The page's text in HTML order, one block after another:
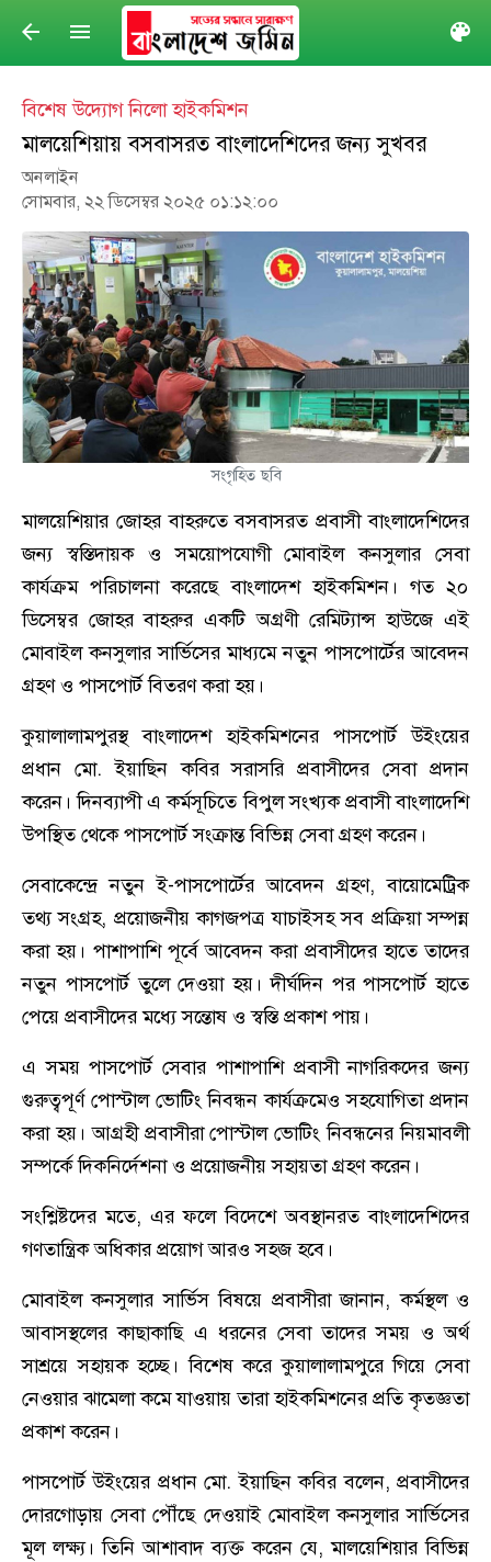
arrow_back menu
বিশেষ উদ্যোগ নিলো হাইকমিশন
মালয়েশিয়ায় বসবাসরত বাংলাদেশিদের জন্য সুখবর
অনলাইন
সোমবার, ২২ ডিসেম্বর ২০২৫ ০১:১২:০০
সংগৃহিত ছবি
মালয়েশিয়ার জোহর বাহরুতে বসবাসরত প্রবাসী বাংলাদেশিদের
জন্য স্বস্তিদায়ক ও সময়োপযোগী মোবাইল কনসুলার সেবা
কার্যক্রম পরিচালনা করেছে বাংলাদেশ হাইকমিশন। গত ২০
ডিসেম্বর জোহর বাহরুর একটি অগ্রণী রেমিট্যান্স হাউজে এই
মোবাইল কনসুলার সার্ভিসের মাধ্যমে নতুন পাসপোর্টের আবেদন
গ্রহণ ও পাসপোর্ট বিতরণ করা হয়।
কুয়ালালামপুরস্থ বাংলাদেশ হাইকমিশনের পাসপোর্ট উইংয়ের
প্রধান মো. ইয়াছিন কবির সরাসরি প্রবাসীদের সেবা প্রদান
করেন। দিনব্যাপী এ কর্মসূচিতে বিপুল সংখ্যক প্রবাসী বাংলাদেশি
উপস্থিত থেকে পাসপোর্ট সংক্রান্ত বিভিন্ন সেবা গ্রহণ করেন।
সেবাকেন্দ্রে নতুন ই-পাসপোর্টের আবেদন গ্রহণ, বায়োমেট্রিক
তথ্য সংগ্রহ, প্রয়োজনীয় কাগজপত্র যাচাইসহ সব প্রক্রিয়া সম্পন্ন
করা হয়। পাশাপাশি পূর্বে আবেদন করা প্রবাসীদের হাতে তাদের
নতুন পাসপোর্ট তুলে দেওয়া হয়। দীর্ঘদিন পর পাসপোর্ট হাতে
পেয়ে প্রবাসীদের মধ্যে সন্তোষ ও স্বস্তি প্রকাশ পায়।
এ সময় পাসপোর্ট সেবার পাশাপাশি প্রবাসী নাগরিকদের জন্য
গুরুত্বপূর্ণ পোস্টাল ভোটিং নিবন্ধন কার্যক্রমেও সহযোগিতা প্রদান
করা হয়। আগ্রহী প্রবাসীরা পোস্টাল ভোটিং নিবন্ধনের নিয়মাবলী
সম্পর্কে দিকনির্দেশনা ও প্রয়োজনীয় সহায়তা গ্রহণ করেন।
সংশ্লিষ্টদের মতে, এর ফলে বিদেশে অবস্থানরত বাংলাদেশিদের
গণতান্ত্রিক অধিকার প্রয়োগ আরও সহজ হবে।
মোবাইল কনসুলার সার্ভিস বিষয়ে প্রবাসীরা জানান, কর্মস্থল ও
আবাসস্থলের কাছাকাছি এ ধরনের সেবা তাদের সময় ও অর্থ
সাশ্রয়ে সহায়ক হচ্ছে। বিশেষ করে কুয়ালালামপুরে গিয়ে সেবা
নেওয়ার ঝামেলা কমে যাওয়ায় তারা হাইকমিশনের প্রতি কৃতজ্ঞতা
প্রকাশ করেন।
পাসপোর্ট উইংয়ের প্রধান মো. ইয়াছিন কবির বলেন, প্রবাসীদের
দোরগোড়ায় সেবা পৌঁছে দেওয়াই মোবাইল কনসুলার সার্ভিসের
মূল লক্ষ্য। তিনি আশাবাদ ব্যক্ত করেন যে, মালয়েশিয়ার বিভিন্ন